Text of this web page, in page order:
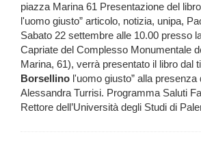
piazza Marina 61 Presentazione del
l'uomo giusto” articolo, notizia, unipa,
Sabato 22 settembre alle 10.00 presso
Capriate del Complesso Monumentale
Marina, 61), verrà presentato il libro dal
Borsellino l'uomo giusto” alla presenza
Alessandra Turrisi. Programma Saluti
Rettore dell’Università degli Studi di